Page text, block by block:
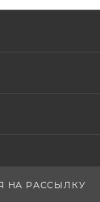
НА РАССЫЛКУ